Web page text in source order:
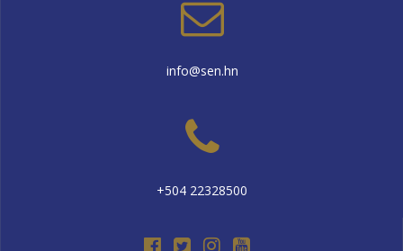
info@sen.hn
+504 22328500